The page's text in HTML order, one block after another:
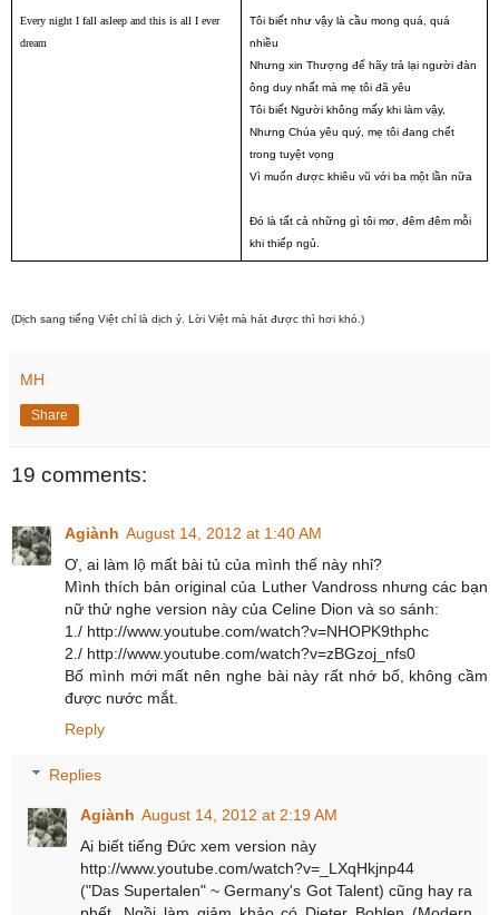
Every night I fall asleep and this is all I ever
dream
Tôi biết như vậy là cầu mong quá, quá
nhiều
Nhưng xin Thượng đế hãy trả lại người đàn
ông duy nhất mà mẹ tôi đã yêu
Tôi biết Người không mấy khi làm vậy,
Nhưng Chúa yêu quý, mẹ tôi đang chết
trong tuyệt vọng
Vì muốn được khiêu vũ với ba một lần nữa
Đó là tất cả những gì tôi mơ, đêm đêm mỗi
khi thiếp ngủ.
(Dịch sang tiếng Việt chỉ là dịch ý. Lời Việt mà hát được thì hơi khó.)
MH
Share
19 comments:
Agiành August 14, 2012 at 1:40 AM
Ơ, ai làm lộ mất bài tủ của mình thế này nhỉ?
Mình thích bản original của Luther Vandross nhưng các bạn
nữ thử nghe version này của Celine Dion và so sánh:
1./ http://www.youtube.com/watch?v=NHOPK9thphc
2./ http://www.youtube.com/watch?v=zBGzoj_nfs0
Bố mình mới mất nên nghe bài này rất nhớ bố, không cầm
được nước mắt.
Reply
Replies
Agiành August 14, 2012 at 2:19 AM
Ai biết tiếng Đức xem version này
http://www.youtube.com/watch?v=_LXqHkjnp44
("Das Supertalen" ~ Germany's Got Talent) cũng hay ra